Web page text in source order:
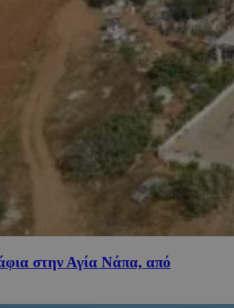
στην Αγία Νάπα, από